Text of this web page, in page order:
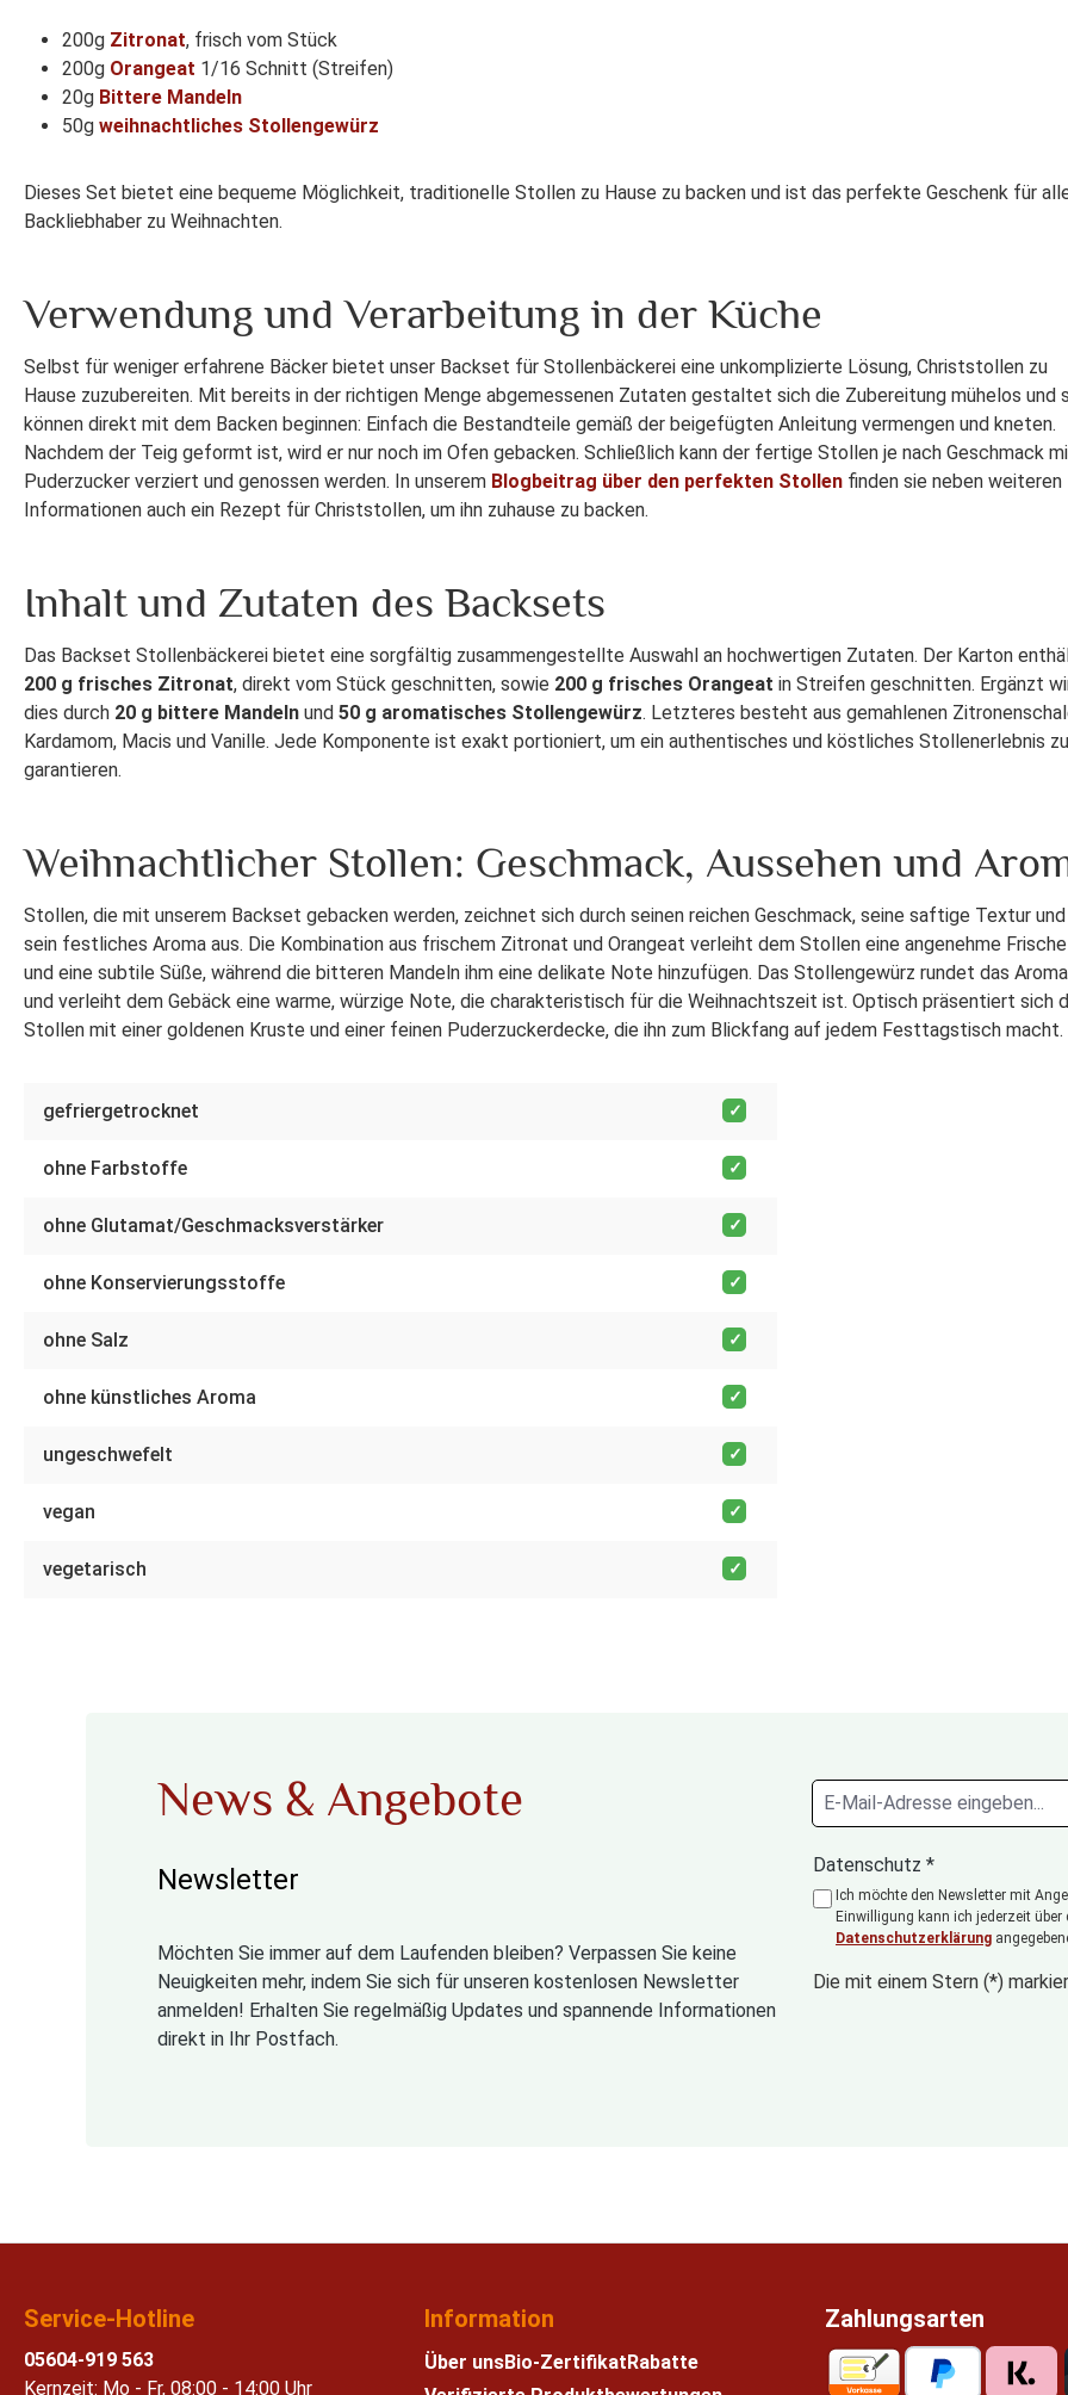
200g Zitronat, frisch vom Stück
200g Orangeat 1/16 Schnitt (Streifen)
20g Bittere Mandeln
50g weihnachtliches Stollengewürz
Dieses Set bietet eine bequeme Möglichkeit, traditionelle Stollen zu Hause zu backen und ist das perfekte Geschenk für
Backliebhaber zu Weihnachten.
Verwendung und Verarbeitung in der Küche
Selbst für weniger erfahrene Bäcker bietet unser Backset für Stollenbäckerei eine unkomplizierte Lösung, Christstollen zu
Hause zuzubereiten. Mit bereits in der richtigen Menge abgemessenen Zutaten gestaltet sich die Zubereitung mühelos und
können direkt mit dem Backen beginnen: Einfach die Bestandteile gemäß der beigefügten Anleitung vermengen und kneten.
Nachdem der Teig geformt ist, wird er nur noch im Ofen gebacken. Schließlich kann der fertige Stollen je nach Geschmack
Puderzucker verziert und genossen werden. In unserem Blogbeitrag über den perfekten Stollen finden sie neben weiteren
Informationen auch ein Rezept für Christstollen, um ihn zuhause zu backen.
Inhalt und Zutaten des Backsets
Das Backset Stollenbäckerei bietet eine sorgfältig zusammengestellte Auswahl an hochwertigen Zutaten. Der Karton
200 g frisches Zitronat, direkt vom Stück geschnitten, sowie 200 g frisches Orangeat in Streifen geschnitten. Ergänzt
dies durch 20 g bittere Mandeln und 50 g aromatisches Stollengewürz. Letzteres besteht aus gemahlenen
Kardamom, Macis und Vanille. Jede Komponente ist exakt portioniert, um ein authentisches und köstliches Stollenerlebnis zu
garantieren.
Weihnachtlicher Stollen: Geschmack, Aussehen und
Stollen, die mit unserem Backset gebacken werden, zeichnet sich durch seinen reichen Geschmack, seine saftige Textur und
sein festliches Aroma aus. Die Kombination aus frischem Zitronat und Orangeat verleiht dem Stollen eine angenehme Frische
und eine subtile Süße, während die bitteren Mandeln ihm eine delikate Note hinzufügen. Das Stollengewürz rundet das
und verleiht dem Gebäck eine warme, würzige Note, die charakteristisch für die Weihnachtszeit ist. Optisch präsentiert sich
Stollen mit einer goldenen Kruste und einer feinen Puderzuckerdecke, die ihn zum Blickfang auf jedem Festtagstisch macht.
gefriergetrocknet
ohne Farbstoffe
ohne Glutamat/Geschmacksverstärker
ohne Konservierungsstoffe
ohne Salz
ohne künstliches Aroma
ungeschwefelt
vegan
vegetarisch
News & Angebote
Newsletter
Möchten Sie immer auf dem Laufenden bleiben? Verpassen Sie keine
Neuigkeiten mehr, indem Sie sich für unseren kostenlosen Newsletter
anmelden! Erhalten Sie regelmäßig Updates und spannende Informationen
direkt in Ihr Postfach.
Datenschutz *
Ich möchte den Newsletter mit
Einwilligung kann ich jederzeit
Datenschutzerklärung
Die mit einem Stern (*)
Service-Hotline
05604-919 563
Kernzeit: Mo - Fr, 08:00 - 14:00 Uhr
Information
Über unsBio-Zertifikat Rabatte
Zahlungsarten